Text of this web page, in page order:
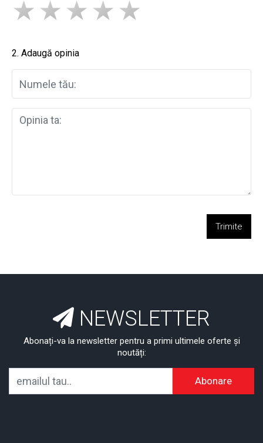
2. Adaugă opinia
Trimite
NEWSLETTER
Abonați-va la newsletter pentru a primi ultimele oferte și
noutăți:
Abonare